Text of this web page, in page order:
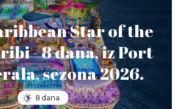
Star of the
- 8 dana, iz Port
sezona 2026.
8 dana